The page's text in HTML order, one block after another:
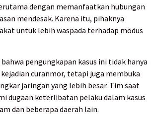
dengan memanfaatkan hubungan
mendesak. Karena itu, pihaknya
untuk lebih waspada terhadap modus
pengungkapan kasus ini tidak hanya
curanmor, tetapi juga membuka
jaringan yang lebih besar. Tim saat
dugaan keterlibatan pelaku dalam kasus
dan beberapa daerah lain.